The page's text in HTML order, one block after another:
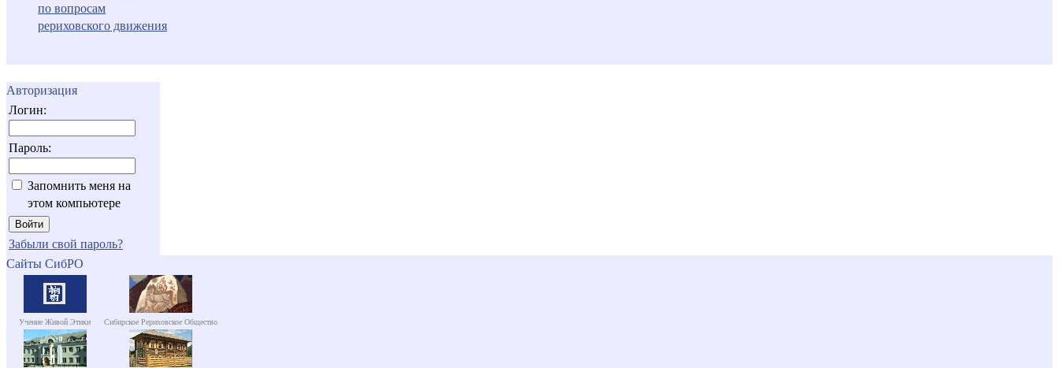
по вопросам
рериховского движения
Авторизация
Логин:
Пароль:
Запомнить меня на
этом компьютере
Забыли свой пароль?
Сайты СибРО
Учение Живой Этики Сибирское Рериховское Общество